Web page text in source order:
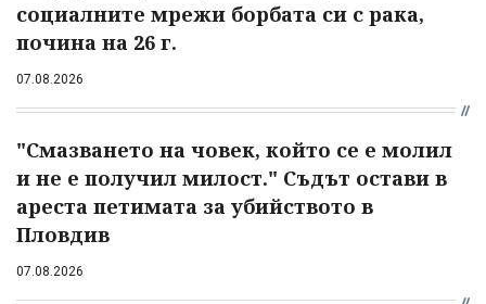
социалните мрежи борбата си с рака,
почина на 26 г.
07.08.2026
"Смазването на човек, който се е молил
и не е получил милост." Съдът остави в
ареста петимата за убийството в
Пловдив
07.08.2026